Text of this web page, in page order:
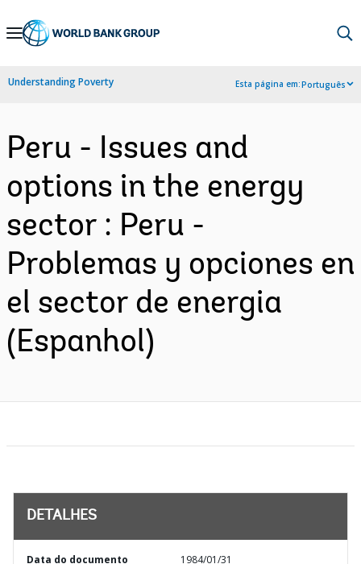
Skip
Navigation
Understanding Poverty Esta página em:Português
Peru - Issues and
options in the energy
sector : Peru -
Problemas y opciones en
el sector de energia
(Espanhol)
DETALHES
Data do documento 1984/01/31